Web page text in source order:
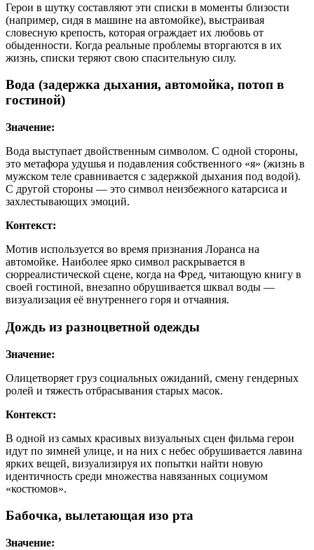
Герои в шутку составляют эти списки в моменты близости
(например, сидя в машине на автомойке), выстраивая
словесную крепость, которая ограждает их любовь от
обыденности. Когда реальные проблемы вторгаются в их
жизнь, списки теряют свою спасительную силу.
Вода (задержка дыхания, автомойка, потоп в
гостиной)
Значение:
Вода выступает двойственным символом. С одной стороны,
это метафора удушья и подавления собственного «я» (жизнь в
мужском теле сравнивается с задержкой дыхания под водой).
С другой стороны — это символ неизбежного катарсиса и
захлестывающих эмоций.
Контекст:
Мотив используется во время признания Лоранса на
автомойке. Наиболее ярко символ раскрывается в
сюрреалистической сцене, когда на Фред, читающую книгу в
своей гостиной, внезапно обрушивается шквал воды —
визуализация её внутреннего горя и отчаяния.
Дождь из разноцветной одежды
Значение:
Олицетворяет груз социальных ожиданий, смену гендерных
ролей и тяжесть отбрасывания старых масок.
Контекст:
В одной из самых красивых визуальных сцен фильма герои
идут по зимней улице, и на них с небес обрушивается лавина
ярких вещей, визуализируя их попытки найти новую
идентичность среди множества навязанных социумом
«костюмов».
Бабочка, вылетающая изо рта
Значение: